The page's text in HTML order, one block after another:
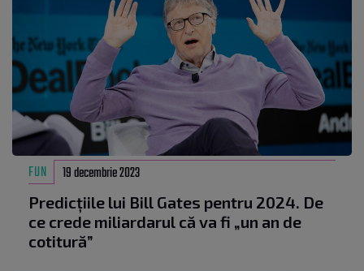
FUN 19 decembrie 2023
Predicțiile lui Bill Gates pentru 2024. De
ce crede miliardarul că va fi „un an de
cotitură”